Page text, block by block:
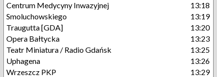
Centrum Medycyny Inwazyjnej
13:18
Smoluchowskiego
13:19
Traugutta [GDA]
13:20
Opera Bałtycka
13:23
Teatr Miniatura / Radio Gdańsk
13:25
Uphagena
13:26
Wrzeszcz PKP
13:29